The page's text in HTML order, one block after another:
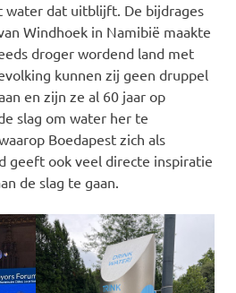
water dat uitblijft. De bijdrages
Windhoek in Namibië maakte
droger wordend land met
kunnen zij geen druppel
en zijn ze al 60 jaar op
slag om water her te
Boedapest zich als
geeft ook veel directe inspiratie
de slag te gaan.